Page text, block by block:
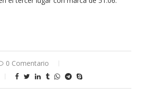
0 Comentario